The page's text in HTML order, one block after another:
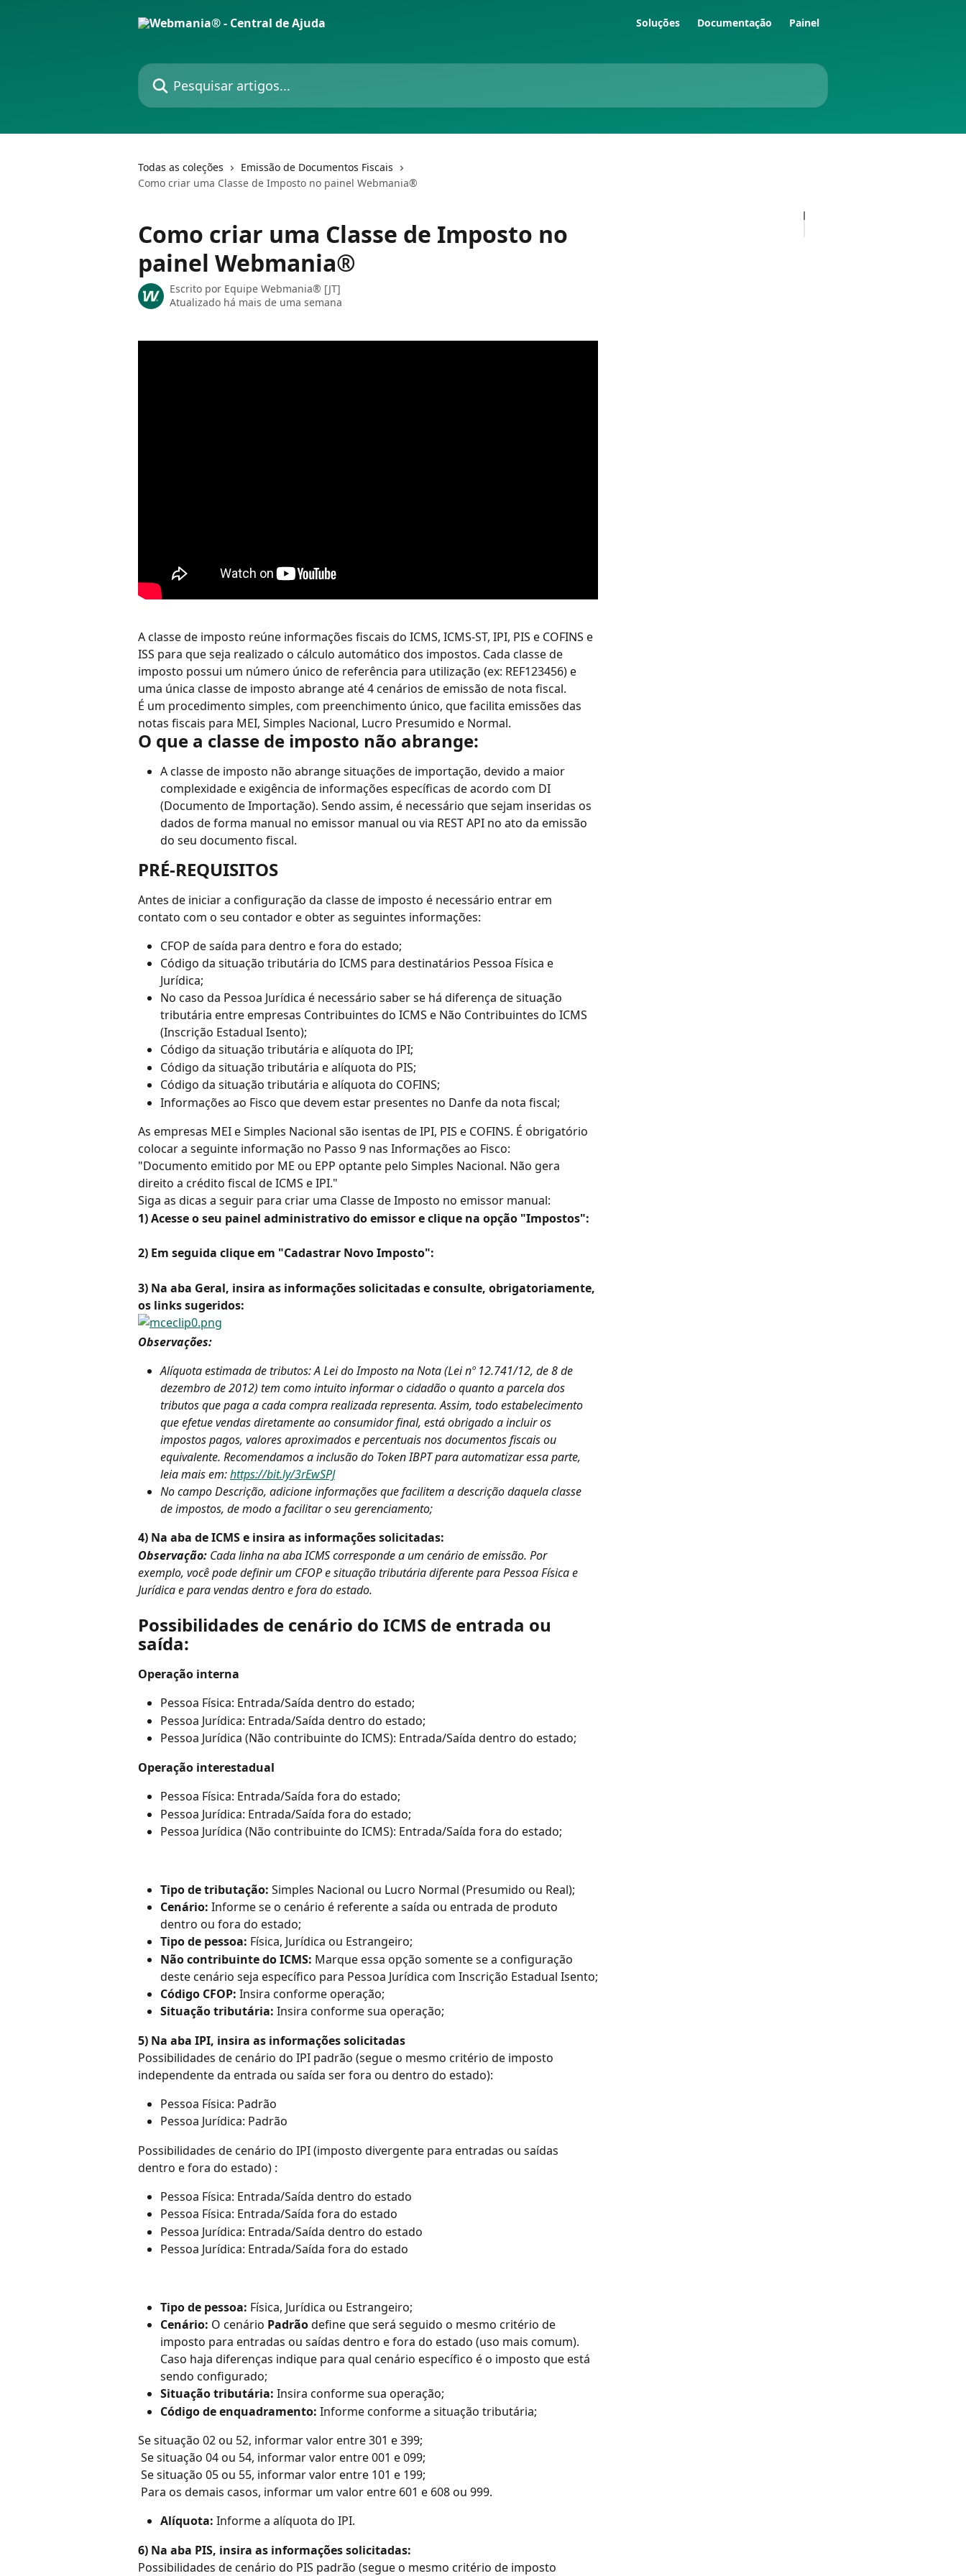
Soluções Documentação Painel
Pesquisar artigos...
Todas as coleções
Emissão de Documentos Fiscais
Como criar uma Classe de Imposto no painel Webmania®
Como criar uma Classe de Imposto no
painel Webmania®
Escrito por Equipe Webmania® [JT]
Atualizado há mais de uma semana
A classe de imposto reúne informações fiscais do ICMS, ICMS-ST, IPI, PIS e COFINS e
ISS para que seja realizado o cálculo automático dos impostos. Cada classe de
imposto possui um número único de referência para utilização (ex: REF123456) e
uma única classe de imposto abrange até 4 cenários de emissão de nota fiscal.
É um procedimento simples, com preenchimento único, que facilita emissões das
notas fiscais para MEI, Simples Nacional, Lucro Presumido e Normal.
O que a classe de imposto não abrange:
A classe de imposto não abrange situações de importação, devido a maior
complexidade e exigência de informações específicas de acordo com DI
(Documento de Importação). Sendo assim, é necessário que sejam inseridas os
dados de forma manual no emissor manual ou via REST API no ato da emissão
do seu documento fiscal.
PRÉ-REQUISITOS
Antes de iniciar a configuração da classe de imposto é necessário entrar em
contato com o seu contador e obter as seguintes informações:
CFOP de saída para dentro e fora do estado;
Código da situação tributária do ICMS para destinatários Pessoa Física e
Jurídica;
No caso da Pessoa Jurídica é necessário saber se há diferença de situação
tributária entre empresas Contribuintes do ICMS e Não Contribuintes do ICMS
(Inscrição Estadual Isento);
Código da situação tributária e alíquota do IPI;
Código da situação tributária e alíquota do PIS;
Código da situação tributária e alíquota do COFINS;
Informações ao Fisco que devem estar presentes no Danfe da nota fiscal;
As empresas MEI e Simples Nacional são isentas de IPI, PIS e COFINS. É obrigatório
colocar a seguinte informação no Passo 9 nas Informações ao Fisco:
"Documento emitido por ME ou EPP optante pelo Simples Nacional. Não gera
direito a crédito fiscal de ICMS e IPI."
Siga as dicas a seguir para criar uma Classe de Imposto no emissor manual:
1) Acesse o seu painel administrativo do emissor e clique na opção "Impostos":
2) Em seguida clique em "Cadastrar Novo Imposto":
3) Na aba Geral, insira as informações solicitadas e consulte, obrigatoriamente,
os links sugeridos:
Observações:
Alíquota estimada de tributos: A Lei do Imposto na Nota (Lei nº 12.741/12, de 8 de
dezembro de 2012) tem como intuito informar o cidadão o quanto a parcela dos
tributos que paga a cada compra realizada representa. Assim, todo estabelecimento
que efetue vendas diretamente ao consumidor final, está obrigado a incluir os
impostos pagos, valores aproximados e percentuais nos documentos fiscais ou
equivalente. Recomendamos a inclusão do Token IBPT para automatizar essa parte,
leia mais em: https://bit.ly/3rEwSPJ
No campo Descrição, adicione informações que facilitem a descrição daquela classe
de impostos, de modo a facilitar o seu gerenciamento;
4) Na aba de ICMS e insira as informações solicitadas:
Observação: Cada linha na aba ICMS corresponde a um cenário de emissão. Por
exemplo, você pode definir um CFOP e situação tributária diferente para Pessoa Física e
Jurídica e para vendas dentro e fora do estado.
Possibilidades de cenário do ICMS de entrada ou
saída:
Operação interna
Pessoa Física: Entrada/Saída dentro do estado;
Pessoa Jurídica: Entrada/Saída dentro do estado;
Pessoa Jurídica (Não contribuinte do ICMS): Entrada/Saída dentro do estado;
Operação interestadual
Pessoa Física: Entrada/Saída fora do estado;
Pessoa Jurídica: Entrada/Saída fora do estado;
Pessoa Jurídica (Não contribuinte do ICMS): Entrada/Saída fora do estado;
Tipo de tributação: Simples Nacional ou Lucro Normal (Presumido ou Real);
Cenário: Informe se o cenário é referente a saída ou entrada de produto
dentro ou fora do estado;
Tipo de pessoa: Física, Jurídica ou Estrangeiro;
Não contribuinte do ICMS: Marque essa opção somente se a configuração
deste cenário seja específico para Pessoa Jurídica com Inscrição Estadual Isento;
Código CFOP: Insira conforme operação;
Situação tributária: Insira conforme sua operação;
5) Na aba IPI, insira as informações solicitadas
Possibilidades de cenário do IPI padrão (segue o mesmo critério de imposto
independente da entrada ou saída ser fora ou dentro do estado):
Pessoa Física: Padrão
Pessoa Jurídica: Padrão
Possibilidades de cenário do IPI (imposto divergente para entradas ou saídas
dentro e fora do estado) :
Pessoa Física: Entrada/Saída dentro do estado
Pessoa Física: Entrada/Saída fora do estado
Pessoa Jurídica: Entrada/Saída dentro do estado
Pessoa Jurídica: Entrada/Saída fora do estado
Tipo de pessoa: Física, Jurídica ou Estrangeiro;
Cenário: O cenário Padrão define que será seguido o mesmo critério de
imposto para entradas ou saídas dentro e fora do estado (uso mais comum).
Caso haja diferenças indique para qual cenário específico é o imposto que está
sendo configurado;
Situação tributária: Insira conforme sua operação;
Código de enquadramento: Informe conforme a situação tributária;
Se situação 02 ou 52, informar valor entre 301 e 399;
Se situação 04 ou 54, informar valor entre 001 e 099;
Se situação 05 ou 55, informar valor entre 101 e 199;
Para os demais casos, informar um valor entre 601 e 608 ou 999.
Alíquota: Informe a alíquota do IPI.
6) Na aba PIS, insira as informações solicitadas:
Possibilidades de cenário do PIS padrão (segue o mesmo critério de imposto